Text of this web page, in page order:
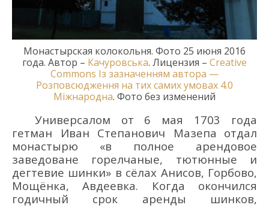
Монастырская колокольня. Фото 25 июня 2016
года. Автор – Качуровська. Лицензия – Creative
Commons Із зазначенням автора —
Розповсюдження на тих самих умовах 4.0
Міжнародна. Фото без изменений
Универсалом от 6 мая 1703 года
гетман Иван Степанович Мазепа отдал
монастырю «в полное арендовое
заведоване горелчаные, тютюнные и
дегтевие шинки» в сёлах Анисов, Горбово,
Мощёнка, Авдеевка. Когда окончился
годичный срок аренды шинков,